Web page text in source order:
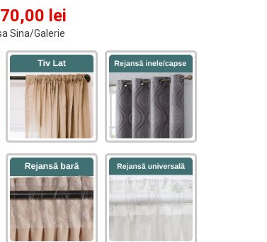
lei
Sina/Galerie